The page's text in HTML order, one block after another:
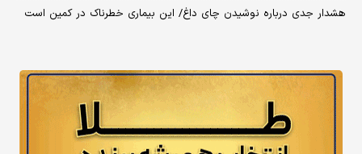
هشدار جدی درباره نوشیدن چای داغ/ این بیماری خطرناک در کمین است